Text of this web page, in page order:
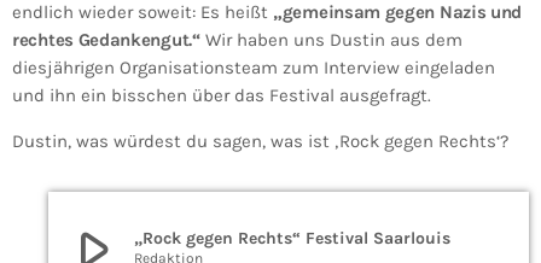
endlich wieder soweit: Es heißt „gemeinsam gegen Nazis und
rechtes Gedankengut.“Wir haben uns Dustin aus dem
diesjährigen Organisationsteam zum Interview eingeladen
und ihn ein bisschen über das Festival ausgefragt.
Dustin, was würdest du sagen, was ist ‚Rock gegen Rechts‘?
play_arrow „Rock gegen Rechts“ Festival Saarlouis
Redaktion